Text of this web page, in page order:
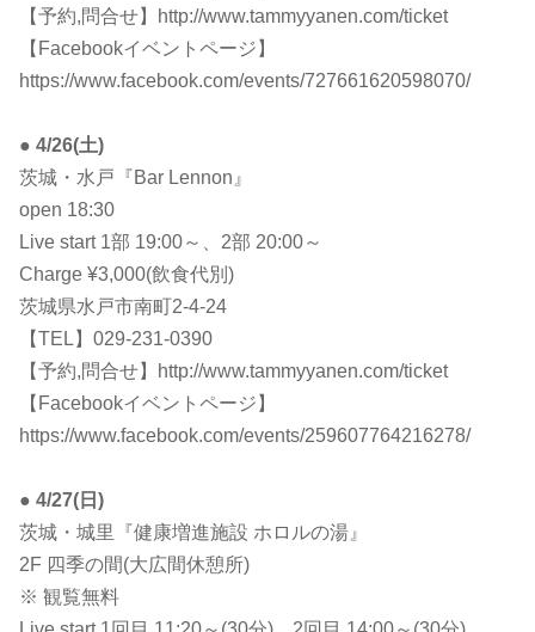
【予約,問合せ】http://www.tammyyanen.com/ticket
【Facebookイベントページ】
https://www.facebook.com/events/727661620598070/
● 4/26(土)
茨城・水戸『Bar Lennon』
open 18:30
Live start 1部 19:00～、2部 20:00～
Charge ¥3,000(飲食代別)
茨城県水戸市南町2-4-24
【TEL】029-231-0390
【予約,問合せ】http://www.tammyyanen.com/ticket
【Facebookイベントページ】
https://www.facebook.com/events/259607764216278/
● 4/27(日)
茨城・城里『健康増進施設 ホロルの湯』
2F 四季の間(大広間休憩所)
※ 観覧無料